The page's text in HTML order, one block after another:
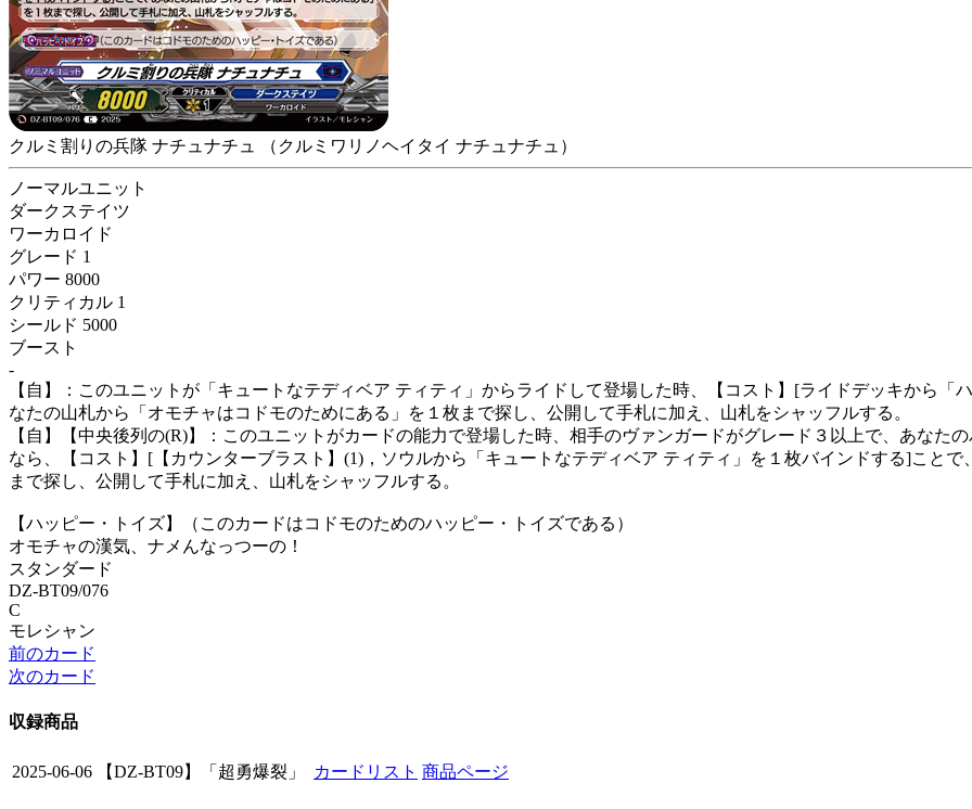
クルミ割りの兵隊 ナチュナチュ （クルミワリノヘイタイ ナチュナチュ）
ノーマルユニット
ダークステイツ
ワーカロイド
グレード 1
パワー 8000
クリティカル 1
シールド 5000
ブースト
-
【自】：このユニットが「キュートなテディベア ティティ」からライドして登場した時、【コスト】[ライドデッキから
なたの山札から「オモチャはコドモのためにある」を１枚まで探し、公開して手札に加え、山札をシャッフルする。
【自】【中央後列の(R)】：このユニットがカードの能力で登場した時、相手のヴァンガードがグレード３以上で、あなた
なら、【コスト】[【カウンターブラスト】(1)，ソウルから「キュートなテディベア ティティ」を１枚バインドする]こと
まで探し、公開して手札に加え、山札をシャッフルする。
【ハッピー・トイズ】（このカードはコドモのためのハッピー・トイズである）
オモチャの漢気、ナメんなっつーの！
スタンダード
DZ-BT09/076
C
モレシャン
前のカード
次のカード
収録商品
2025-06-06 【DZ-BT09】「超勇爆裂」 カードリスト 商品ページ